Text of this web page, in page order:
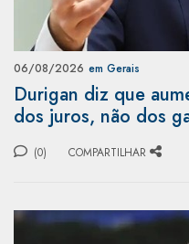
06/08/2026 em Gerais
Durigan diz que
dos juros, não dos
(0) COMPARTILHAR